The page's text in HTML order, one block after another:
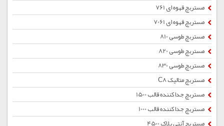
مستربچ قهوه ای 761
مستربچ قهوه ای 7061
مستربچ طوسی 810
مستربچ طوسی 820
مستربچ طوسی 830
مستربچ متالیک C8
مستربچ جداکننده قالب 1500
مستربچ جداکننده قالب 1000